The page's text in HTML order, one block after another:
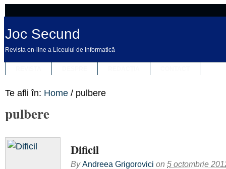
Joc Secund
Revista on-line a Liceului de Informatică
Te afli în: Home / pulbere
pulbere
Dificil
ByAndreea Grigorovici on 5 octombrie